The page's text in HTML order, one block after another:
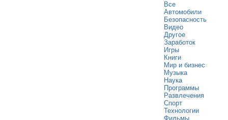
Все
Автомобили
Безопасность
Видео
Другое
Заработок
Игры
Книги
Мир и бизнес
Музыка
Наука
Программы
Развлечения
Спорт
Технологии
Фильмы